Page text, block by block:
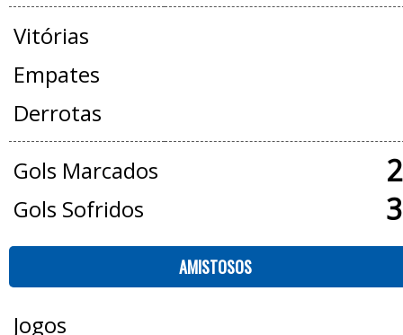
Vitórias
Empates
Derrotas
Gols Marcados
Gols Sofridos
AMISTOSOS
Jogos